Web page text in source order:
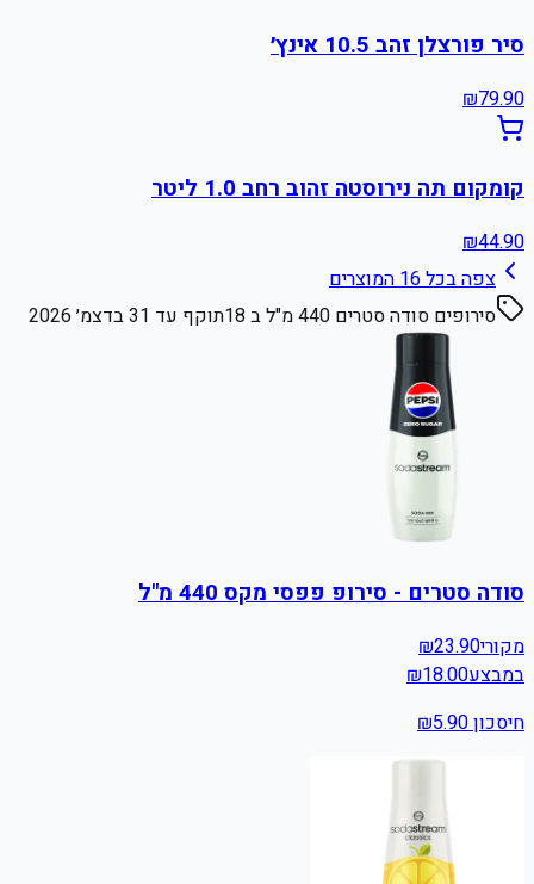
סיר פורצלן זהב 10.5 אינץ׳
₪79.90
קומקום תה נירוסטה זהוב רחב 1.0 ליטר
₪44.90
צפה בכל16המוצרים
סירופים סודה סטרים 440 מ"ל ב 18
תוקף עד 31 בדצמ׳ 2026
סודה סטרים - סירופ פפסי מקס 440 מ"ל
מקורי ₪23.90
במבצע
₪18.00
חיסכון ₪5.90